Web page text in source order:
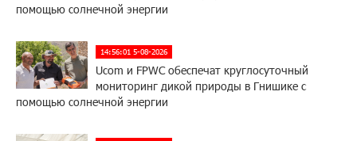
помощью солнечной энергии
14:56:01 5-08-2026
Ucom и FPWC обеспечат круглосуточный
мониторинг дикой природы в Гнишике с
помощью солнечной энергии